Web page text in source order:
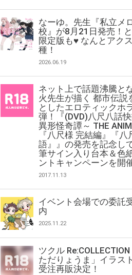
なーゆ。先生『私立メ
校』が8月21日発売！
限定版も♥ なんとアク
種！
2026.06.19
ネット上で話題沸騰と
火先生が描く 都市伝説
としたエロティックホ
弾！『(DVD)八尺八話
異形怪奇譚～ THE
『八尺様 完結編』『八
語』』の発売を記念し
筆サイン入り台本＆色
ントキャンペーンを開
2017.11.13
イベント会場での委託
内
2025.11.22
ツクル
ただりょうま」イラス
受注再販決定！